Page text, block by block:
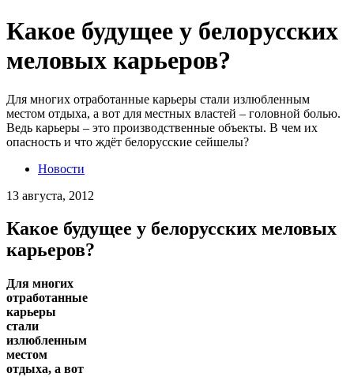
Какое будущее у белорусских
меловых карьеров?
Для многих отработанные карьеры стали излюбленным
местом отдыха, а вот для местных властей – головной болью.
Ведь карьеры – это производственные объекты. В чем их
опасность и что ждёт белорусские сейшелы?
Новости
13 августа, 2012
Какое будущее у белорусских меловых
карьеров?
Для многих
отработанные
карьеры стали
излюбленным местом отдыха, а вот для местных властей –
головной болью. Ведь карьеры – это производственные
объекты. В чем их опасность и что ждет белорусские
сейшелы, попыталась разобраться “НГ”.